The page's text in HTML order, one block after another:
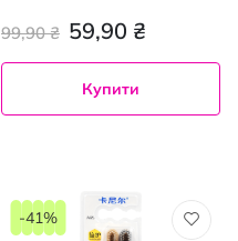
59,90 ₴
99,90 ₴
Купити
-41%